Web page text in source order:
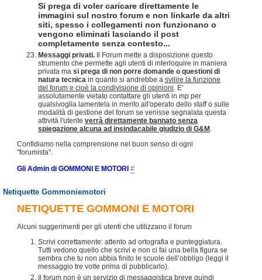
Si prega di voler caricare direttamente le
immagini sul nostro forum e non linkarle da altri
siti, spesso i collegamenti non funzionano o
vengono eliminati lasciando il post
completamente senza contesto...
Messaggi privati. Il Forum mette a disposizione questo
strumento che permette agli utenti di interloquire in maniera
privata ma si prega di non porre domande o questioni di
natura tecnica in quanto si andrebbe a svilire la funzione
del forum e cioè la condivisione di opinioni . E'
assolutamente vietato contattare gli utenti in mp per
qualsivoglia lamentela in merito all'operato dello staff o sulle
modalità di gestione del forum se venisse segnalata questa
attività l'utente verrà direttamente bannato senza
spiegazione alcuna ad insindacabile giudizio di G&M
Confidiamo nella comprensione nel buon senso di ogni
"forumista".
Gli Admin di GOMMONI E MOTORI #
Netiquette Gommoniemotori
NETIQUETTE GOMMONI E MOTORI
Alcuni suggerimenti per gli utenti che utilizzano il forum
Scrivi correttamente: attento ad ortografia e punteggiatura.
Tutti vedono quello che scrivi e non ci fai una bella figura se
sembra che tu non abbia finito le scuole dell’obbligo (leggi il
messaggio tre volte prima di pubblicarlo).
Il forum non è un servizio di messaggistica breve quindi